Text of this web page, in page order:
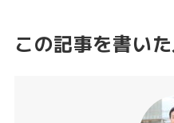
この記事を書い